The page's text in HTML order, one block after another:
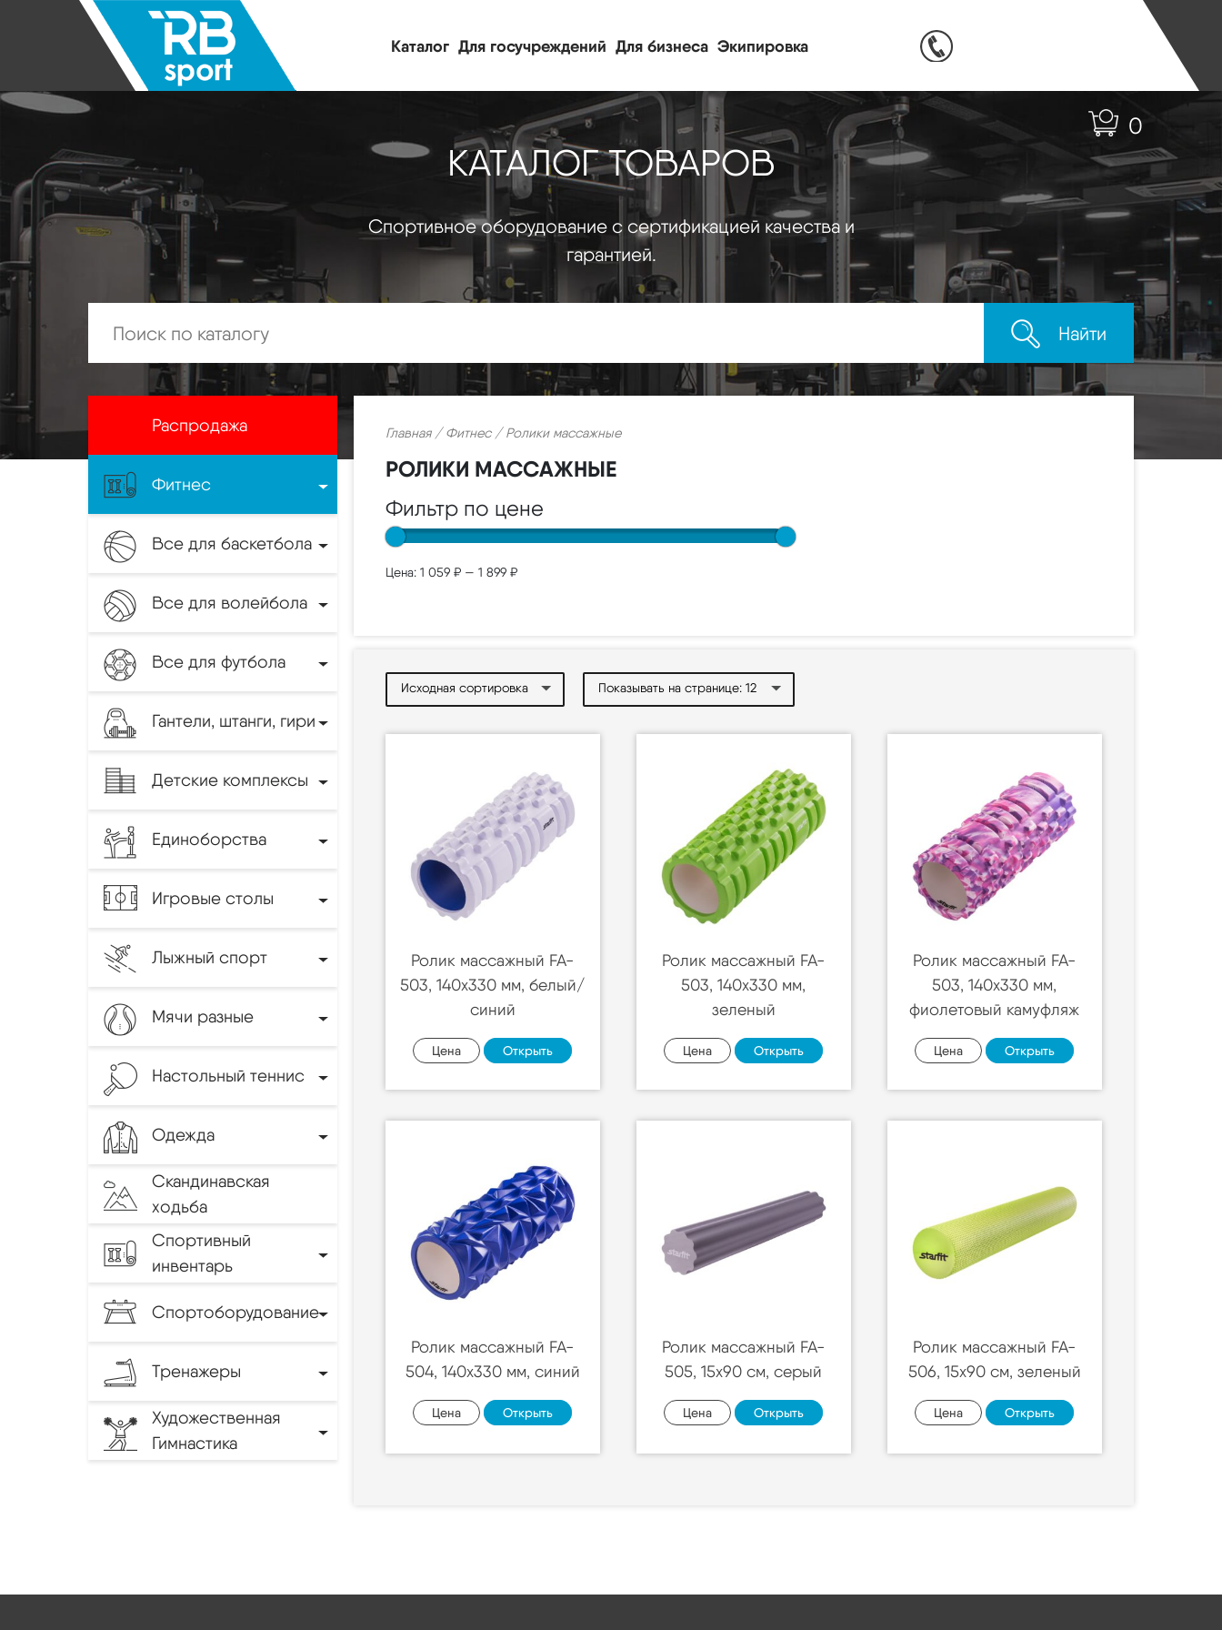
Каталог Для госучреждений Для бизнеса Экипировка
0
КАТАЛОГ ТОВАРОВ
Спортивное оборудование с сертификацией качества и
гарантией.
Найти
Распродажа
Фитнес
Все для баскетбола
Все для волейбола
Все для футбола
Гантели, штанги, гири
Детские комплексы
Единоборства
Игровые столы
Лыжный спорт
Мячи разные
Настольный теннис
Одежда
Скандинавская
ходьба
Спортивный
инвентарь
Спортоборудование
Тренажеры
Художественная
Гимнастика
Главная/Фитнес/ Ролики массажные
РОЛИКИ МАССАЖНЫЕ
Фильтр по цене
Цена: 1 059 ₽ — 1 899 ₽
Ролик массажный FA-
503, 140х330 мм, белый/
синий
Цена Открыть
Ролик массажный FA-
503, 140х330 мм,
зеленый
Цена Открыть
Ролик массажный FA-
503, 140х330 мм,
фиолетовый камуфляж
Цена Открыть
Ролик массажный FA-
504, 140х330 мм, синий
Цена Открыть
Ролик массажный FA-
505, 15х90 cм, серый
Цена Открыть
Ролик массажный FA-
506, 15х90 см, зеленый
Цена Открыть